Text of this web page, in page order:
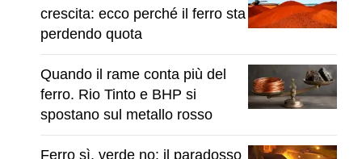
crescita: ecco perché il ferro sta
perdendo quota
Quando il rame conta più del
ferro. Rio Tinto e BHP si
spostano sul metallo rosso
Ferro sì, verde no: il paradosso